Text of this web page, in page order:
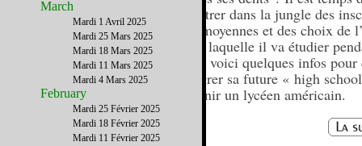
pénétrer dans la jungle des
des moyennes et des choix de
dans laquelle il va étudier
ans ; voici quelques infos
intégrer sa future « high
devenir un lycéen américain.
March
Mardi 1 Avril 2025
Mardi 25 Mars 2025
Mardi 18 Mars 2025
Mardi 11 Mars 2025
Mardi 4 Mars 2025
February
Mardi 25 Février 2025
Mardi 18 Février 2025
Mardi 11 Février 2025